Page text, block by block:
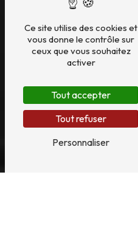
Ce site utilise des cookies et
vous donne le contrôle sur
ceux que vous souhaitez
activer
Tout accepter
Tout refuser
Personnaliser